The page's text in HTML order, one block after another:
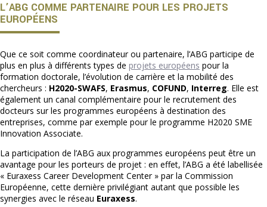
L’ABG COMME PARTENAIRE POUR LES PROJETS
EUROPÉENS
Que ce soit comme coordinateur ou partenaire, l’ABG participe de
plus en plus à différents types de projets européens pour la
formation doctorale, l’évolution de carrière et la mobilité des
chercheurs : H2020-SWAFS, Erasmus, COFUND, Interreg. Elle est
également un canal complémentaire pour le recrutement des
docteurs sur les programmes européens à destination des
entreprises, comme par exemple pour le programme H2020 SME
Innovation Associate.
La participation de l’ABG aux programmes européens peut être un
avantage pour les porteurs de projet : en effet, l’ABG a été labellisée
« Euraxess Career Development Center » par la Commission
Européenne, cette dernière privilégiant autant que possible les
synergies avec le réseau Euraxess.